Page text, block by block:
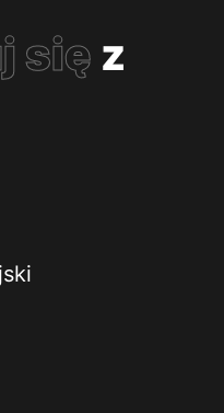
się z